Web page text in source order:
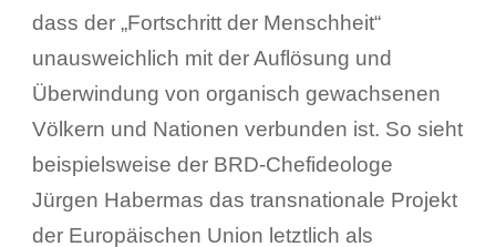
dass der „Fortschritt der Menschheit“
unausweichlich mit der Auflösung und
Überwindung von organisch gewachsenen
Völkern und Nationen verbunden ist. So sieht
beispielsweise der BRD-Chefideologe
Jürgen Habermas das transnationale Projekt
der Europäischen Union letztlich als